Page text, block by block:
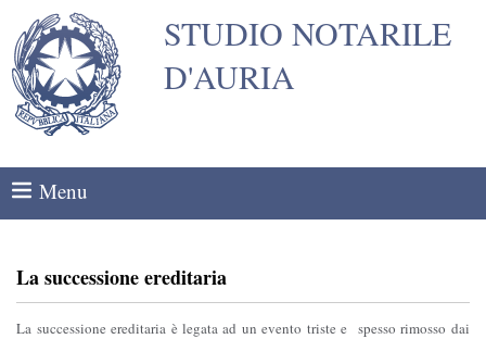
STUDIO NOTARILE
D'AURIA
Menu
La successione ereditaria
La successione ereditaria è legata ad un evento triste e spesso rimosso dai